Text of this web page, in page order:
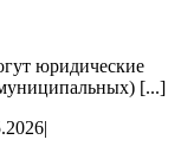
юридические
[...]
|